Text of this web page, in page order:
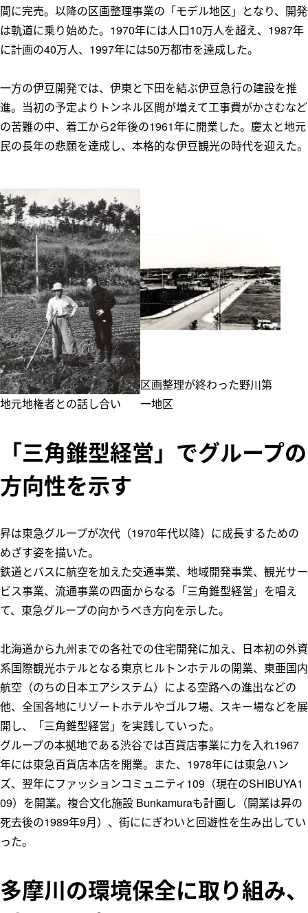
間に完売。以降の区画整理事業の「モデル地区」となり、開発
は軌道に乗り始めた。1970年には人口10万人を超え、1987年
に計画の40万人、1997年には50万都市を達成した。
一方の伊豆開発では、伊東と下田を結ぶ伊豆急行の建設を推
進。当初の予定よりトンネル区間が増えて工事費がかさむなど
の苦難の中、着工から2年後の1961年に開業した。慶太と地元
民の長年の悲願を達成し、本格的な伊豆観光の時代を迎えた。
地元地権者との話し合い
区画整理が終わった野川第
一地区
「三角錐型経営」でグループの
方向性を示す
昇は東急グループが次代（1970年代以降）に成長するための
めざす姿を描いた。
鉄道とバスに航空を加えた交通事業、地域開発事業、観光サー
ビス事業、流通事業の四面からなる「三角錐型経営」を唱え
て、東急グループの向かうべき方向を示した。
北海道から九州までの各社での住宅開発に加え、日本初の外資
系国際観光ホテルとなる東京ヒルトンホテルの開業、東亜国内
航空（のちの日本エアシステム）による空路への進出などの
他、全国各地にリゾートホテルやゴルフ場、スキー場などを展
開し、「三角錐型経営」を実践していった。
グループの本拠地である渋谷では百貨店事業に力を入れ1967
年には東急百貨店本店を開業。また、1978年には東急ハン
ズ、翌年にファッションコミュニティ109（現在のSHIBUYA1
09）を開業。複合文化施設 Bunkamuraも計画し（開業は昇の
死去後の1989年9月）、街ににぎわいと回遊性を生み出してい
った。
多摩川の環境保全に取り組み、